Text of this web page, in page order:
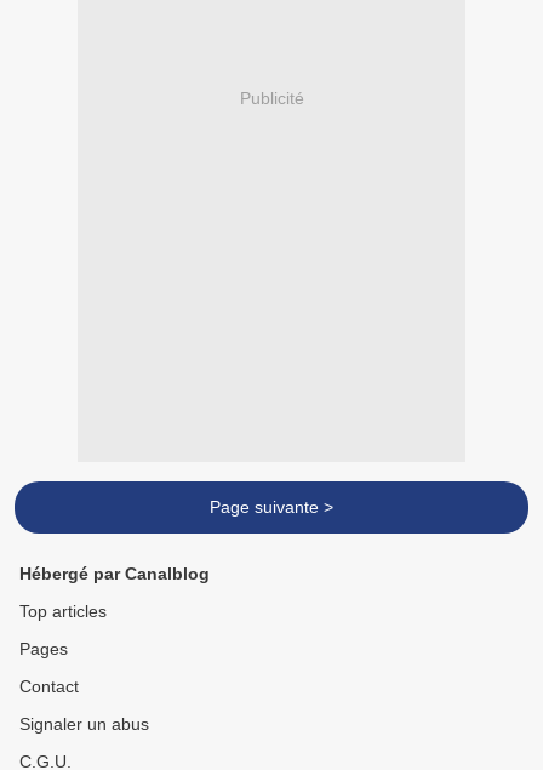
Publicité
Page suivante >
Hébergé par Canalblog
Top articles
Pages
Contact
Signaler un abus
C.G.U.